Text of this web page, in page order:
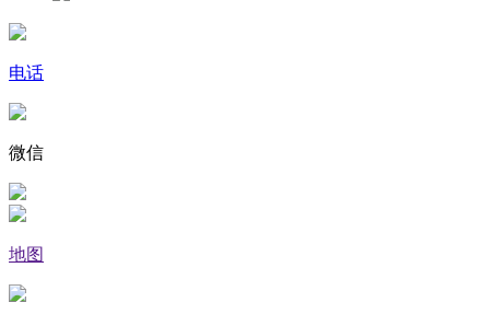
电话
微信
地图